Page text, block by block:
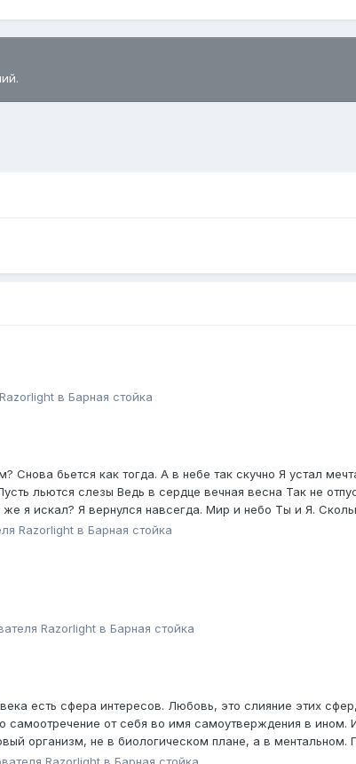
Razorlight в Барная стойка
Снова бьется как тогда. А в небе так скучно Я устaл
льются слезы Ведь в сердце вечная весна Так не
я искал? Я вернулся навсегда. Мир и небо Ты и Я.
Razorlight в Барная стойка
Razorlight в Барная стойка
есть сфера интересов. Любовь, это слияние этих
от себя во имя самоутверждения в ином.
организм, не в биологическом плане, а в
Razorlight в Барная стойка